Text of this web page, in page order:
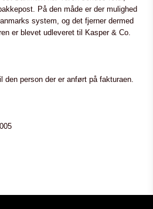
På den måde er der mulighed
system, og det fjerner dermed
er blevet udleveret til Kasper & Co.
den person der er anført på fakturaen.